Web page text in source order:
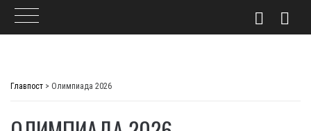
Главпост > Олимпиада 2026